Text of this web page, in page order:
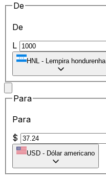
De
De
L
HNL - Lempira hondurenha
Para
Para
$
USD - Dólar americano